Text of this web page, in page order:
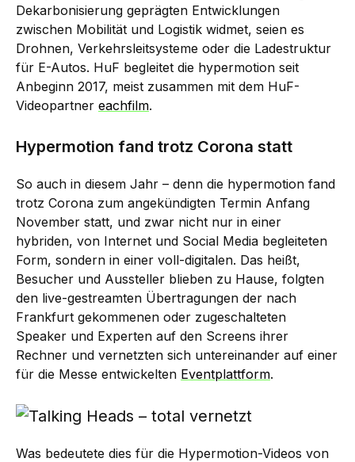
Dekarbonisierung geprägten Entwicklungen
zwischen Mobilität und Logistik widmet, seien es
Drohnen, Verkehrsleitsysteme oder die Ladestruktur
für E-Autos. HuF begleitet die hypermotion seit
Anbeginn 2017, meist zusammen mit dem HuF-
Videopartner eachfilm.
Hypermotion fand trotz Corona statt
So auch in diesem Jahr – denn die hypermotion fand
trotz Corona zum angekündigten Termin Anfang
November statt, und zwar nicht nur in einer
hybriden, von Internet und Social Media begleiteten
Form, sondern in einer voll-digitalen. Das heißt,
Besucher und Aussteller blieben zu Hause, folgten
den live-gestreamten Übertragungen der nach
Frankfurt gekommenen oder zugeschalteten
Speaker und Experten auf den Screens ihrer
Rechner und vernetzten sich untereinander auf einer
für die Messe entwickelten Eventplattform.
Was bedeutete dies für die Hypermotion-Videos von